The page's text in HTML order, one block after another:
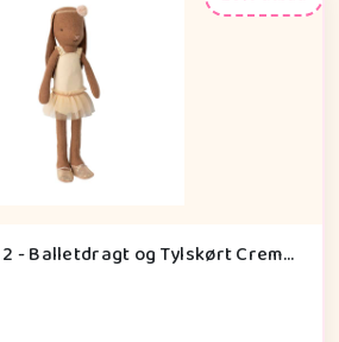
Maileg Kanin - Str. 2 - Balletdragt og Tylskørt Creme - Brun